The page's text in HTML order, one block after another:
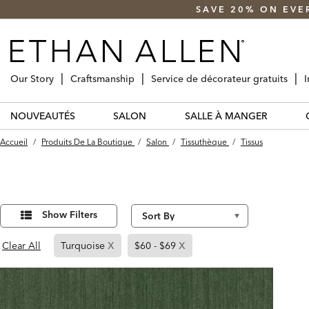
SAVE 20% ON
Our Story Craftsmanship Service de décorateur gratuits
NOUVEAUTÉS SALON SALLE À MANGER
Accueil / Produits De La Boutique / Salon / Tissuthèque / Tissus
Affiner
résultats
par :
3
Results Show Filters
Clear All Turquoise x
Refined
By
Turquoise
$60 - $69 x
Refined
By